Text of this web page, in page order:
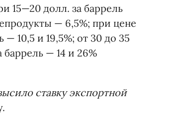
15—20 долл. за баррель
— 6,5%; при цене
— 10,5 и 19,5%; от 30 до 35
баррель — 14 и 26%
ставку экспортной